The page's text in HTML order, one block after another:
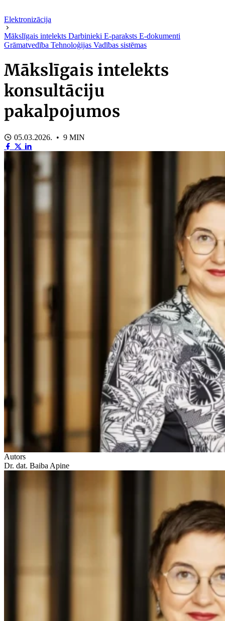
Elektronizācija
Mākslīgais intelekts Darbinieki E-paraksts E-dokumenti
Grāmatvedība Tehnoloģijas Vadības sistēmas
Mākslīgais intelekts
konsultāciju
pakalpojumos
05.03.2026. • 9 MIN
Autors
Dr. dat. Baiba Apine